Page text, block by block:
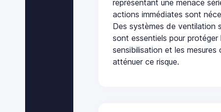
représentant une menace
actions immédiates sont
Des systèmes de ventilation
sont essentiels pour
sensibilisation et les
atténuer ce risque.